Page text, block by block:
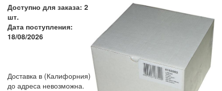
Доступно для заказа: 2
шт.
Дата поступления:
18/08/2026
Доставка в (Калифорния)
до адреса невозможна.